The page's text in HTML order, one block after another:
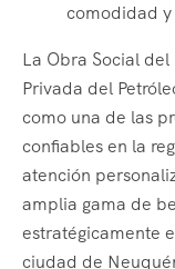
comodidad
La Obra Social
Privada del
como una de las
confiables en la
atención
amplia gama de
estratégicamente
ciudad de